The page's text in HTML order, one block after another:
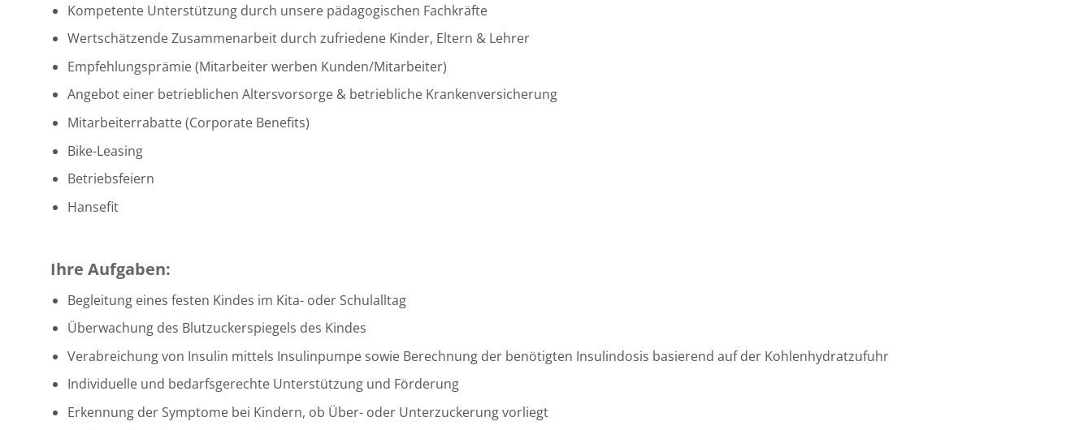
Kompetente Unterstützung durch unsere pädagogischen Fachkräfte
Wertschätzende Zusammenarbeit durch zufriedene Kinder, Eltern & Lehrer
Empfehlungsprämie (Mitarbeiter werben Kunden/Mitarbeiter)
Angebot einer betrieblichen Altersvorsorge & betriebliche Krankenversicherung
Mitarbeiterrabatte (Corporate Benefits)
Bike-Leasing
Betriebsfeiern
Hansefit
Ihre Aufgaben:
Begleitung eines festen Kindes im Kita- oder Schulalltag
Überwachung des Blutzuckerspiegels des Kindes
Verabreichung von Insulin mittels Insulinpumpe sowie Berechnung der benötigten Insulindosis basierend auf der Kohlenhydratzufuhr
Individuelle und bedarfsgerechte Unterstützung und Förderung
Erkennung der Symptome bei Kindern, ob Über- oder Unterzuckerung vorliegt